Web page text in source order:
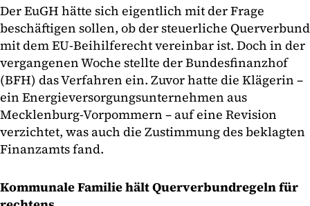
Der EuGH hätte sich eigentlich mit der Frage
beschäftigen sollen, ob der steuerliche Querverbund
mit dem EU-Beihilferecht vereinbar ist. Doch in der
vergangenen Woche stellte der Bundesfinanzhof
(BFH) das Verfahren ein. Zuvor hatte die Klägerin –
ein Energieversorgungsunternehmen aus
Mecklenburg-Vorpommern – auf eine Revision
verzichtet, was auch die Zustimmung des beklagten
Finanzamts fand.
Kommunale Familie hält Querverbundregeln für